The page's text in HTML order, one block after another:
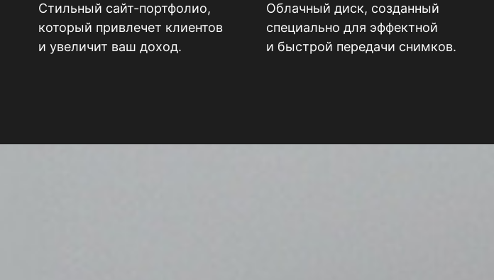
Стильный сайт-портфолио,
который привлечет клиентов
и увеличит ваш доход.
Облачный диск, созданный
специально для эффектной
и быстрой передачи снимков.